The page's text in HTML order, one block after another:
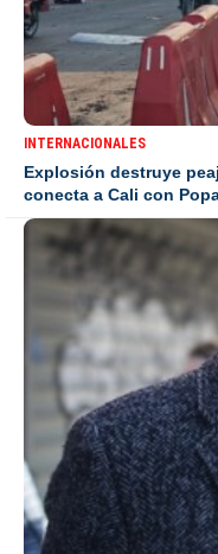
INTERNACIONALES
Explosión destruye
conecta a Cali con